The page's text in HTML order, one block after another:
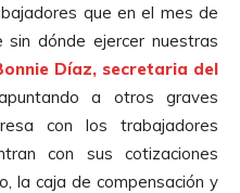
que en el mes de
dónde ejercer nuestras
Díaz, secretaria del
a otros graves
con los trabajadores
con sus cotizaciones
la caja de compensación y